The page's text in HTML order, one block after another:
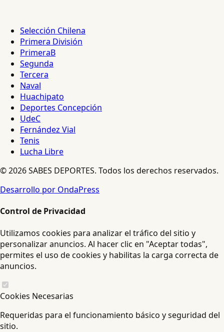
Selección Chilena
Primera División
PrimeraB
Segunda
Tercera
Naval
Huachipato
Deportes Concepción
UdeC
Fernández Vial
Tenis
Lucha Libre
© 2026 SABES DEPORTES. Todos los derechos reservados.
Desarrollo por OndaPress
Control de Privacidad
Utilizamos cookies para analizar el tráfico del sitio y
personalizar anuncios. Al hacer clic en "Aceptar todas",
permites el uso de cookies y habilitas la carga correcta de
anuncios.
Cookies Necesarias
Requeridas para el funcionamiento básico y seguridad del
sitio.